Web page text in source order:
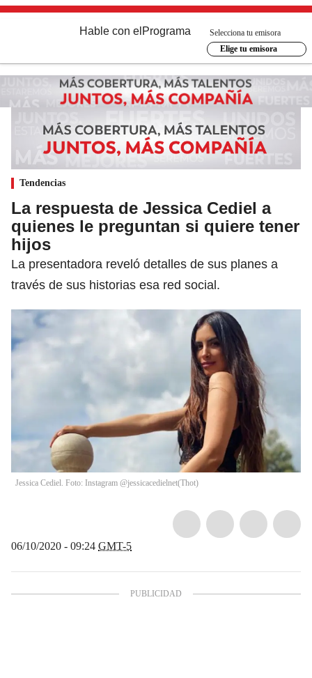
Hable con el Programa
Selecciona tu emisora
Elige tu emisora
Tendencias
La respuesta de Jessica Cediel a
quienes le preguntan si quiere tener
hijos
La presentadora reveló detalles de sus planes a
través de sus historias esa red social.
Jessica Cediel. Foto: Instagram @jessicacedielnet(Thot)
06/10/2020 - 09:24 GMT-5